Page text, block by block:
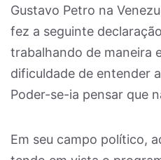
Gustavo Petro na
fez a seguinte
trabalhando de maneira
dificuldade de entender
Poder-se-ia pensar que
Em seu campo político,